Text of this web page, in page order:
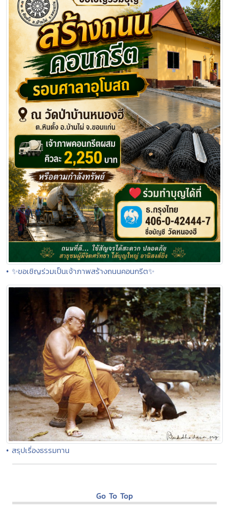
• ✨ขอเชิญร่วมเป็นเจ้าภาพสร้างถนนคอนกรีต✨
• สรุปเรื่องธรรมทาน
Go To Top